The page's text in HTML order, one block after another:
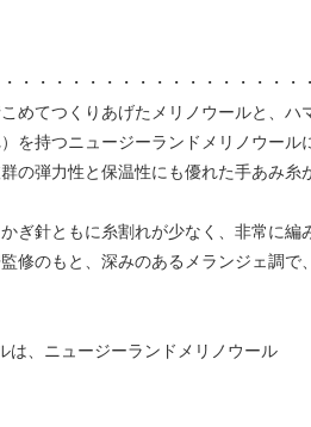
・・・・・・・・・・・・・・・・・
めてつくりあげたメリノウールと、ハ
を持つニュージーランドメリノウー
の弾力性と保温性にも優れた手あみ
ぎ針ともに糸割れが少なく、非常に編
修のもと、深みのあるメランジェ調で
、ニュージーランドメリノウール